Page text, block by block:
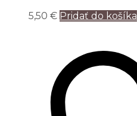
5,50 € Pridať do košíka